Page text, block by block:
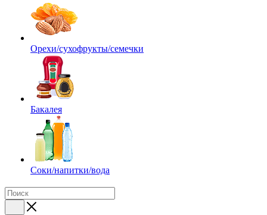
Орехи/сухофрукты/семечки
Бакалея
Соки/напитки/вода